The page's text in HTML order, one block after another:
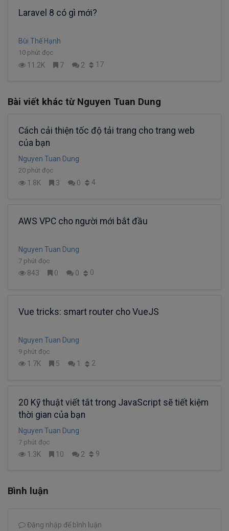
Laravel 8 có gì mới?
Bùi Thế Hạnh
10 phút đọc
11.2K 7 2 17
Bài viết khác từ Nguyen Tuan Dung
Cách cải thiện tốc độ tải trang cho trang web
của bạn
Nguyen Tuan Dung
20 phút đọc
1.8K 3 0 4
AWS VPC cho người mới bắt đầu
Nguyen Tuan Dung
7 phút đọc
843 0 0 0
Vue tricks: smart router cho VueJS
Nguyen Tuan Dung
9 phút đọc
1.7K 5 1 2
20 Kỹ thuật viết tắt trong JavaScript sẽ tiết kiệm
thời gian của bạn
Nguyen Tuan Dung
7 phút đọc
1.3K 10 2 9
Bình luận
Đăng nhập để bình luận